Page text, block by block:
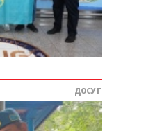
ДОСУГ